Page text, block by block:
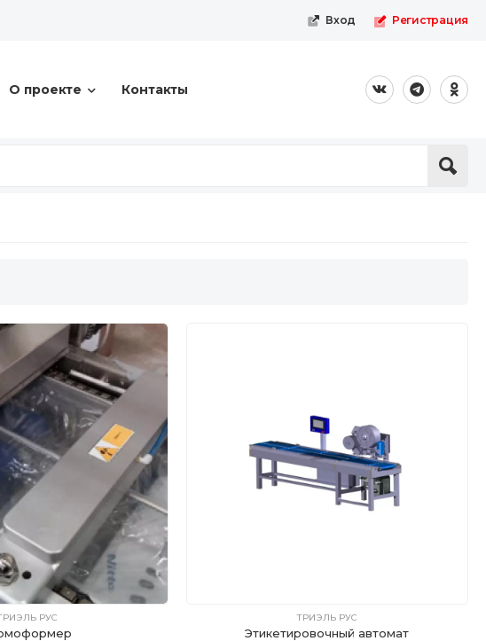
Вход Регистрация
О проекте Контакты
РУС ТРИЭЛЬ РУС
Этикетировочный автомат